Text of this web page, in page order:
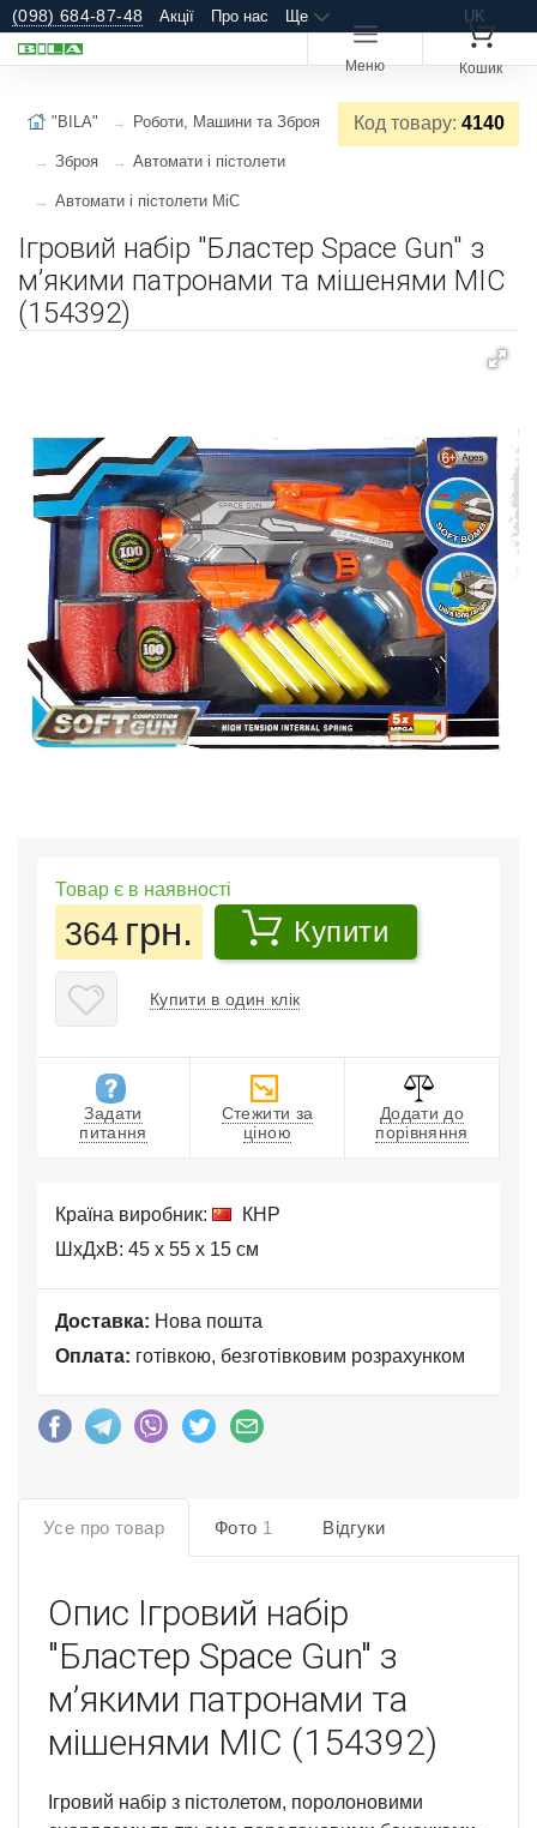
(098) 684-87-48 Акції Про нас Ще UK
Меню Кошик
Код товару: 4140
"BILA" Роботи, Машини та Зброя
Зброя Автомати і пістолети
Автомати і пістолети MiC
Ігровий набір "Бластер Space Gun" з
мʼякими патронами та мішенями MIC
(154392)
Товар є в наявності
364 грн. Купити
Купити в один клік
Задати
питання
Стежити за
ціною
Додати до
порівняння
Країна виробник:
КНР
ШхДхВ: 45 x 55 x 15 см
Доставка: Нова пошта
Оплата: готівкою, безготівковим розрахунком
Усе про товар Фото 1 Відгуки
Опис Ігровий набір
"Бластер Space Gun" з
мʼякими патронами та
мішенями MIC (154392)
Ігровий набір з пістолетом, поролоновими